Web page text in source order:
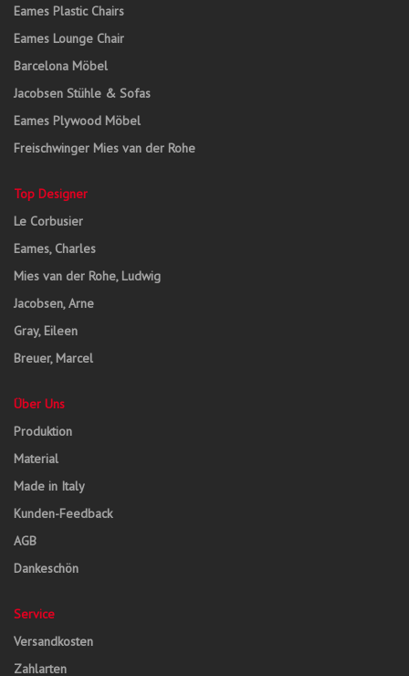
Eames Plastic Chairs
Eames Lounge Chair
Barcelona Möbel
Jacobsen Stühle & Sofas
Eames Plywood Möbel
Freischwinger Mies van der Rohe
Top Designer
Le Corbusier
Eames, Charles
Mies van der Rohe, Ludwig
Jacobsen, Arne
Gray, Eileen
Breuer, Marcel
Über Uns
Produktion
Material
Made in Italy
Kunden-Feedback
AGB
Dankeschön
Service
Versandkosten
Zahlarten